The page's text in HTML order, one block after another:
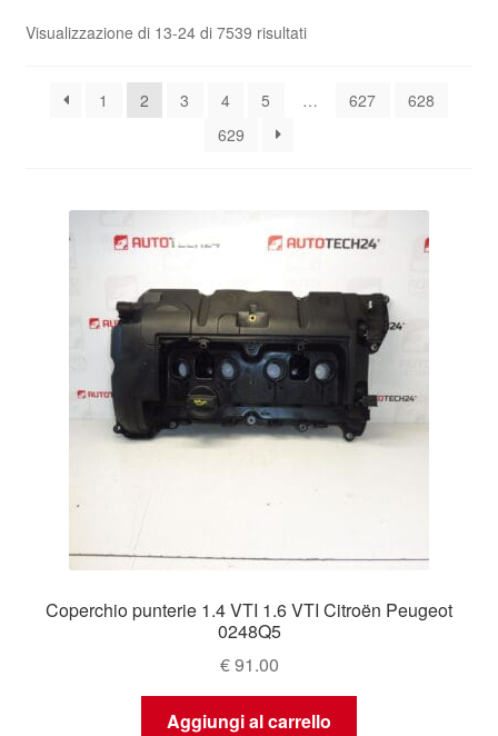
Politica sulla riservatezza
Procedura di Reclamo
Rimostranza
Termini e condizioni
Visualizzazione di 13-24 di 7539 risultatiOrdina
al
1 2 3 4 5 … 627
628
629
Coperchio punterie 1.4 VTI 1.6 VTI Citroën Peugeot
0248Q5
€91.00
Aggiungi al carrello